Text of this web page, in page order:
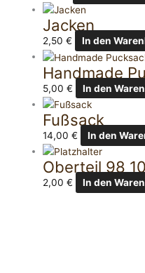
Jacken
2,50€ In den
Handmade
5,00€ In den
Fußsack
14,00€ In den
Oberteil 98
2,00€ In den